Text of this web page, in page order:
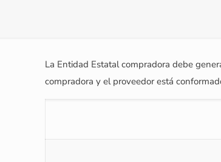
La Entidad Estatal compradora debe
compradora y el proveedor está